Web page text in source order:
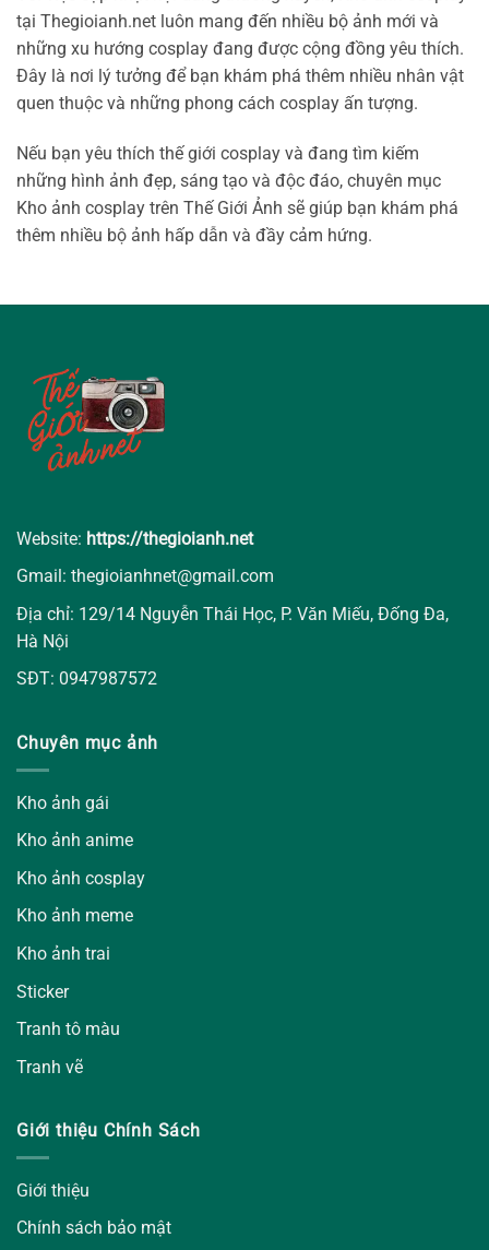
tại Thegioianh.net luôn mang đến nhiều bộ ảnh mới và
những xu hướng cosplay đang được cộng đồng yêu thích.
Đây là nơi lý tưởng để bạn khám phá thêm nhiều nhân vật
quen thuộc và những phong cách cosplay ấn tượng.
Nếu bạn yêu thích thế giới cosplay và đang tìm kiếm
những hình ảnh đẹp, sáng tạo và độc đáo, chuyên mục
Kho ảnh cosplay trên Thế Giới Ảnh sẽ giúp bạn khám phá
thêm nhiều bộ ảnh hấp dẫn và đầy cảm hứng.
Website: https://thegioianh.net
Gmail: thegioianhnet@gmail.com
Địa chỉ: 129/14 Nguyễn Thái Học, P. Văn Miếu, Đống Đa,
Hà Nội
SĐT: 0947987572
Chuyên mục ảnh
Kho ảnh gái
Kho ảnh anime
Kho ảnh cosplay
Kho ảnh meme
Kho ảnh trai
Sticker
Tranh tô màu
Tranh vẽ
Giới thiệu Chính Sách
Giới thiệu
Chính sách bảo mật